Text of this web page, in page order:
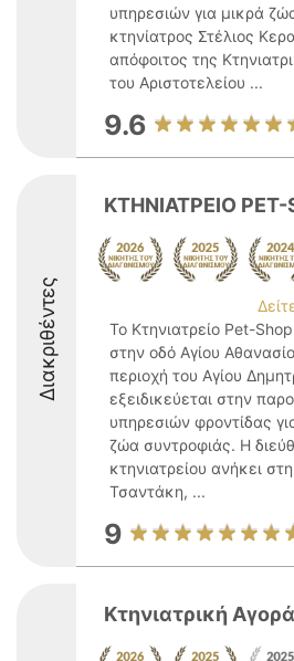
υπηρεσιών για μικρά
κτηνίατρος Στέλιος
απόφοιτος της
του Αριστοτελείου ...
9.6
Διακριθέντες
ΚΤΗΝΙΑΤΡΕΙΟ PET-
Το Κτηνιατρείο Pet-
στην οδό Αγίου
περιοχή του Αγίου
εξειδικεύεται στην
υπηρεσιών φροντίδας
ζώα συντροφιάς. Η
κτηνιατρείου ανήκει
Τσαντάκη, ...
9
Κτηνιατρική Αγορά